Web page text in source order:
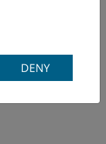
DENY